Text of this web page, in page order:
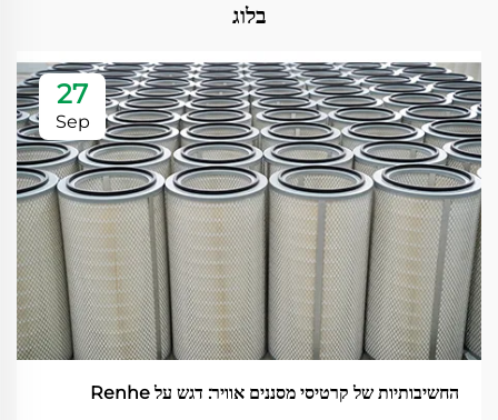
בלוג
27
Sep
החשיבותיות של קרטיסי מסננים אוויר: דגש על Renhe